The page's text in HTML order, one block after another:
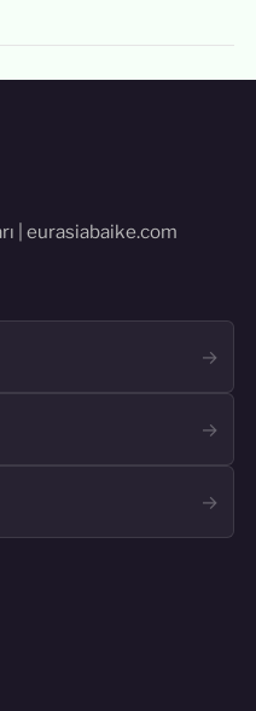
| eurasiabaike.com
→
→
→